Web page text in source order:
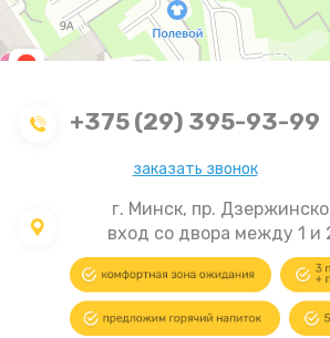
+375 (29) 395-93-99
заказать звонок
г. Минск, пр.
вход со двора между 1 и